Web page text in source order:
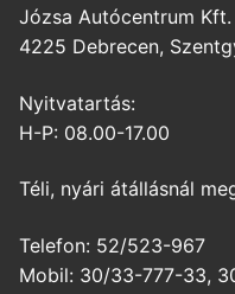
Józsa Autócentrum Kft.
4225 Debrecen,
Nyitvatartás:
H-P: 08.00-17.00
Téli, nyári átállásnál
Telefon: 52/523-967
Mobil: 30/33-777-33,